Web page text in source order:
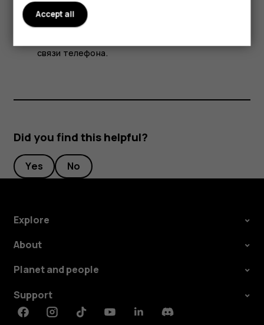
>Сеть и Интернет
полета закрываются подключения к мобильной
связи телефона.
Did you find this helpful?
Yes No
Explore
About
Planet and people
Support
FacebookInstagramTiktokYoutubeLinkedinDiscord
Accept all